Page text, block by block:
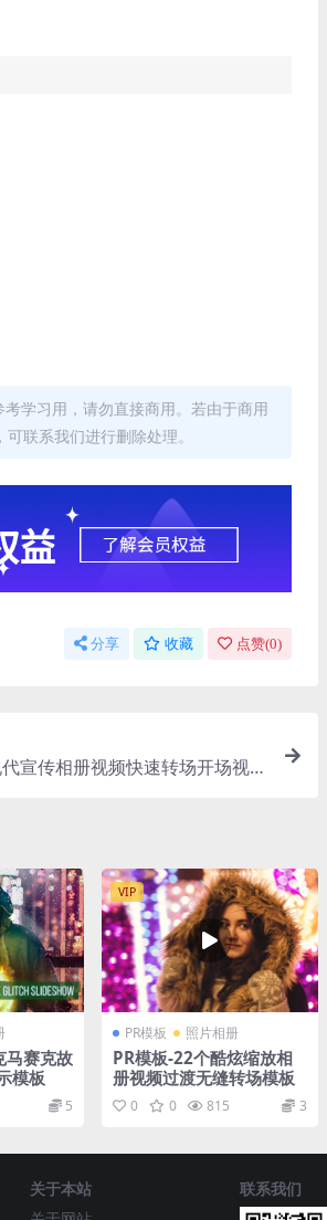
学习用，请勿直接商用。若由于商用
联系我们进行删除处理。
分享 收藏 点赞(0)
宣传相册视频快速转场开场视频
马赛克故
模板
5
VIP
PR模板 照片相册
PR模板-22个酷炫缩放相
册视频过渡无缝转场模板
0 0 815 3
关于本站
联系我们